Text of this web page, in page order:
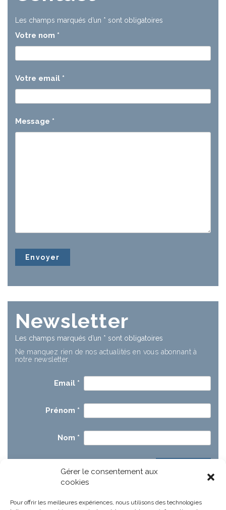
Gérer le consentement aux
cookies
Pour offrir les meilleures expériences, nous utilisons des technologies
Les champs marqués d’un * sont obligatoires
Votre nom *
Votre email *
Message *
Newsletter
Les champs marqués d’un * sont obligatoires
Ne manquez rien de nos actualités en vous abonnant à
notre newsletter.
Email *
Prénom *
Nom *